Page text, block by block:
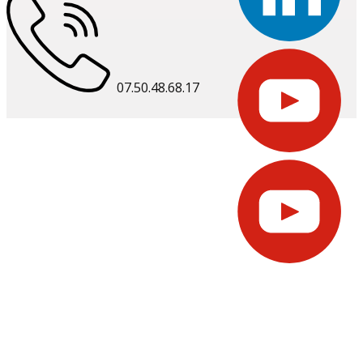
07.50.48.68.17